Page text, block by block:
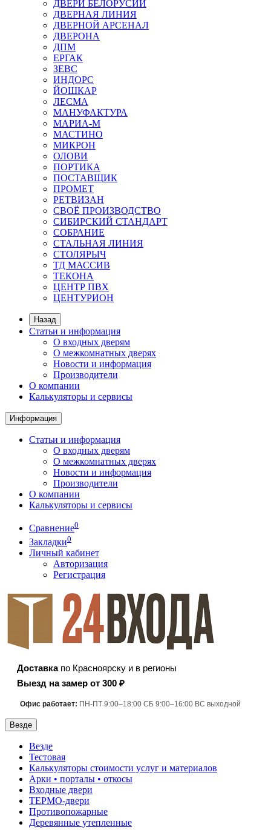
ДВЕРИ БЕЛОРУСИИ
ДВЕРНАЯ ЛИНИЯ
ДВЕРНОЙ АРСЕНАЛ
ДВЕРОНА
ДПМ
ЕРГАК
ЗЕВС
ИНДОРС
ЙОШКАР
ЛЕСМА
МАНУФАКТУРА
МАРИА-М
МАСТИНО
МИКРОН
ОЛОВИ
ПОРТИКА
ПОСТАВЩИК
ПРОМЕТ
РЕТВИЗАН
СВОЁ ПРОИЗВОДСТВО
СИБИРСКИЙ СТАНДАРТ
СОБРАНИЕ
СТАЛЬНАЯ ЛИНИЯ
СТОЛЯРЫЧ
ТД МАССИВ
ТЕКОНА
ЦЕНТР ПВХ
ЦЕНТУРИОН
Назад
Статьи и информация
О входных дверям
О межкомнатных дверях
Новости и информация
Производители
О компании
Калькуляторы и сервисы
Информация
Статьи и информация
О входных дверям
О межкомнатных дверях
Новости и информация
Производители
О компании
Калькуляторы и сервисы
Сравнение0
Закладки0
Личный кабинет
Авторизация
Регистрация
Доставкапо Красноярску и в регионы
Выезд на замер от 300 ₽
Офис работает: ПН-ПТ 9:00–18:00 СБ 9:00–16:00 ВС выходной
Везде
Везде
Тестовая
Калькуляторы стоимости услуг и материалов
Арки • порталы • откосы
Входные двери
ТЕРМО-двери
Противопожарные
Деревянные утепленные